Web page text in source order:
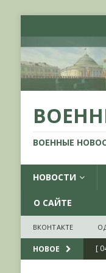
ВОЕННЫЕ
НОВОСТИ
О САЙТЕ
ВКОНТАКТЕ
НОВОЕ [